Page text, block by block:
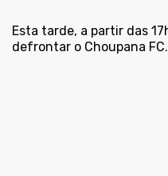
Esta tarde, a partir das
defrontar o Choupana FC.